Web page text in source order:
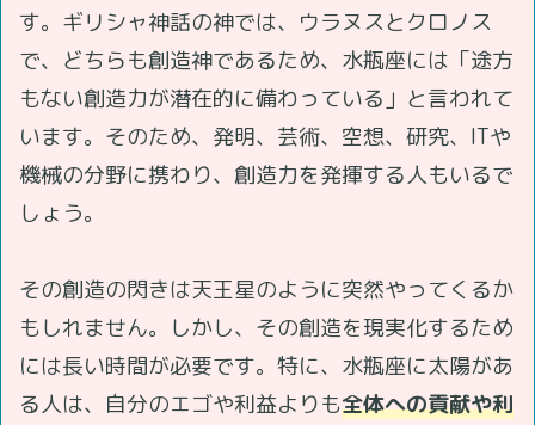
す。ギリシャ神話の神では、ウラヌスとクロノス
で、どちらも創造神であるため、水瓶座には「途方
もない創造力が潜在的に備わっている」と言われて
います。そのため、発明、芸術、空想、研究、ITや
機械の分野に携わり、創造力を発揮する人もいるで
しょう。
その創造の閃きは天王星のように突然やってくるか
もしれません。しかし、その創造を現実化するため
には長い時間が必要です。特に、水瓶座に太陽があ
る人は、自分のエゴや利益よりも全体への貢献や利